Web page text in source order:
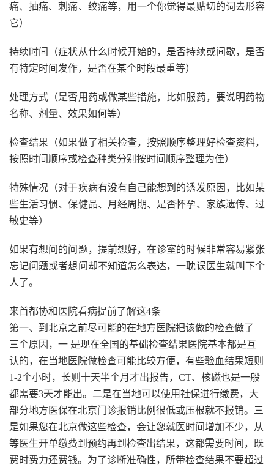
痛、抽痛、刺痛、绞痛等，用一个你觉得最贴切的词去形容
它）
持续时间（症状从什么时候开始的，是否持续或间歇，是否
有特定时间发作，是否在某个时段最重等）
处理方式（是否用药或做某些措施，比如服药，要说明药物
名称、剂量、效果如何等）
检查结果（如果做了相关检查，按照顺序整理好检查资料，
按照时间顺序或检查种类分别按时间顺序整理为佳）
特殊情况（对于疾病有没有自己能想到的诱发原因，比如某
些生活习惯、保健品、月经周期、是否怀孕、家族遗传、过
敏史等）
如果有想问的问题，提前想好，在诊室的时候非常容易紧张
忘记问题或者想问却不知道怎么表达，一耽误医生就叫下个
人了。
来首都协和医院看病提前了解这4条
第一、到北京之前尽可能的在地方医院把该做的检查做了
三个原因，一 是现在全国的基础检查结果医院基本都是互
认的，在当地医院做检查可能比较方便，有些验血结果短则
1-2个小时，长则十天半个月才出报告，CT、核磁也是一般
都需要3天才能出。二是在当地可以使用社保进行缴费，大
部分地方医保在北京门诊报销比例很低或压根就不报销。三
是如果您在北京做这些检查，会让您就医时间增加不少，从
等医生开单缴费到预约再到检查出结果，这都需要时间，既
费时费力还费钱。为了诊断准确性，所带检查结果不要超过